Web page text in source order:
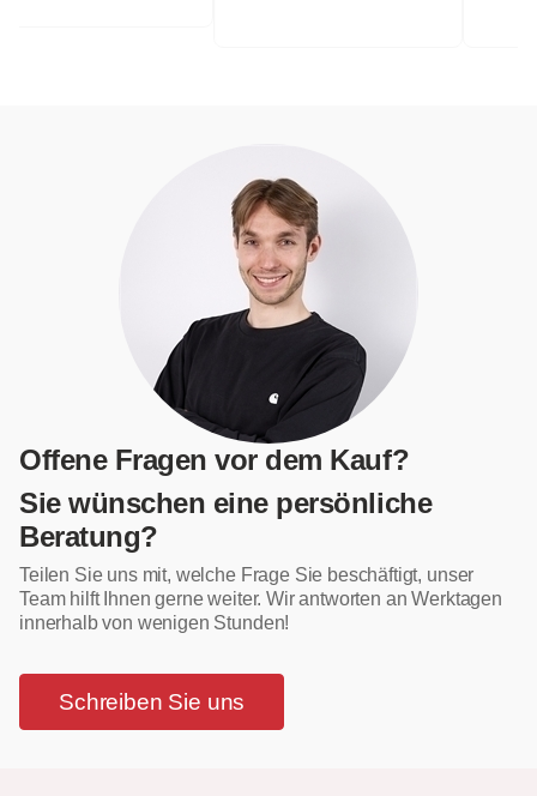
Offene Fragen vor dem Kauf?
Sie wünschen eine persönliche
Beratung?
Teilen Sie uns mit, welche Frage Sie beschäftigt, unser
Team hilft Ihnen gerne weiter. Wir antworten an Werktagen
innerhalb von wenigen Stunden!
Schreiben Sie uns